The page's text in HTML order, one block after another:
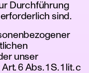
Durchführung
sind.
unser
6 Abs. 1 S. 1 lit. c